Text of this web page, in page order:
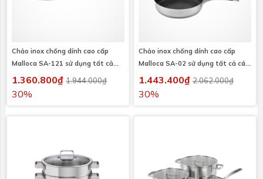
Chảo inox chống dính cao cấp
Malloca SA-121 sử dụng tất cả
các loại bếp
1.360.800₫ 1.944.000₫
30%
Chảo inox chống dính cao cấp
Malloca SA-02 sử dụng tất cả các
loại bếp
1.443.400₫ 2.062.000₫
30%